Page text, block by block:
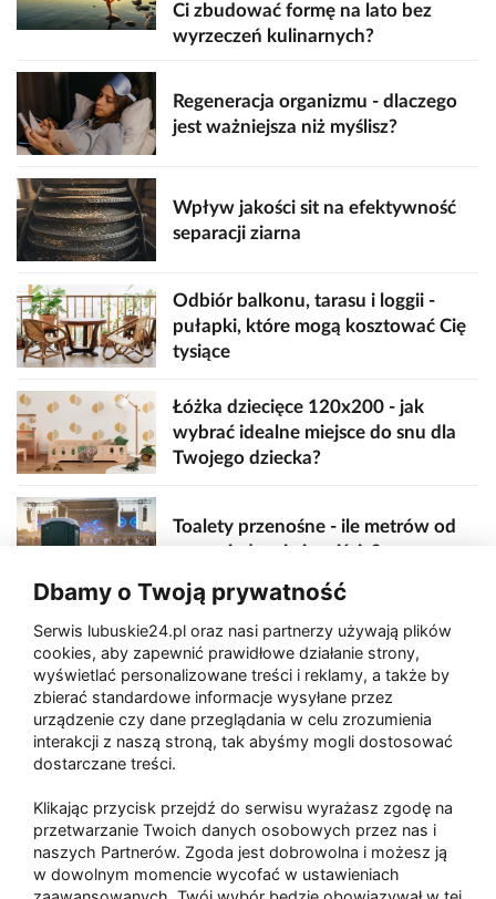
Ci zbudować formę na lato bez
wyrzeczeń kulinarnych?
Regeneracja organizmu - dlaczego
jest ważniejsza niż myślisz?
Wpływ jakości sit na efektywność
separacji ziarna
Odbiór balkonu, tarasu i loggii -
pułapki, które mogą kosztować Cię
tysiące
Łóżka dziecięce 120x200 - jak
wybrać idealne miejsce do snu dla
Twojego dziecka?
Toalety przenośne - ile metrów od
sceny, jedzenia i wejścia?
Zaatakował seniora na "kwadracie"
Akcja po pożarze w Gorzowie.
Ruszyła rozbiórka ściany spalonej
Paliwa
Raport Dodaj raport
Dbamy o Twoją prywatność
Serwis lubuskie24.pl oraz nasi partnerzy używają plików
cookies, aby zapewnić prawidłowe działanie strony,
wyświetlać personalizowane treści i reklamy, a także by
zbierać standardowe informacje wysyłane przez
urządzenie czy dane przeglądania w celu zrozumienia
interakcji z naszą stroną, tak abyśmy mogli dostosować
dostarczane treści.
Klikając przycisk przejdź do serwisu wyrażasz zgodę na
przetwarzanie Twoich danych osobowych przez nas i
naszych Partnerów. Zgoda jest dobrowolna i możesz ją
w dowolnym momencie wycofać w ustawieniach